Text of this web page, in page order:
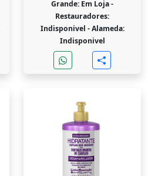
Grande: Em Loja -
Restauradores:
Indisponivel -Alameda:
Indisponivel